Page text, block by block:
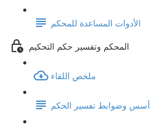
الأدوات المساعدة للمحكم
المحكم وتفسير حكم التحكيم
ملخص اللقاء
أسس وضوابط تفسير الحكم